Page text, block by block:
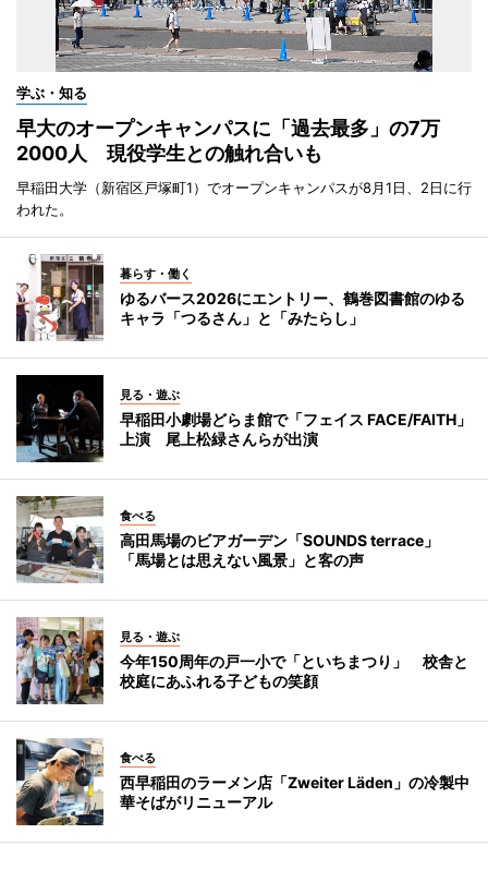
学ぶ・知る
早大のオープンキャンパスに「過去最多」の7万
2000人 現役学生との触れ合いも
早稲田大学（新宿区戸塚町1）でオープンキャンパスが8月1日、2日に行
われた。
暮らす・働く
ゆるバース2026にエントリー、鶴巻図書館のゆる
キャラ「つるさん」と「みたらし」
見る・遊ぶ
早稲田小劇場どらま館で「フェイス FACE/FAITH」
上演 尾上松緑さんらが出演
食べる
高田馬場のビアガーデン「SOUNDS terrace」
「馬場とは思えない風景」と客の声
見る・遊ぶ
今年150周年の戸一小で「といちまつり」 校舎と
校庭にあふれる子どもの笑顔
食べる
西早稲田のラーメン店「Zweiter Läden」の冷製中
華そばがリニューアル